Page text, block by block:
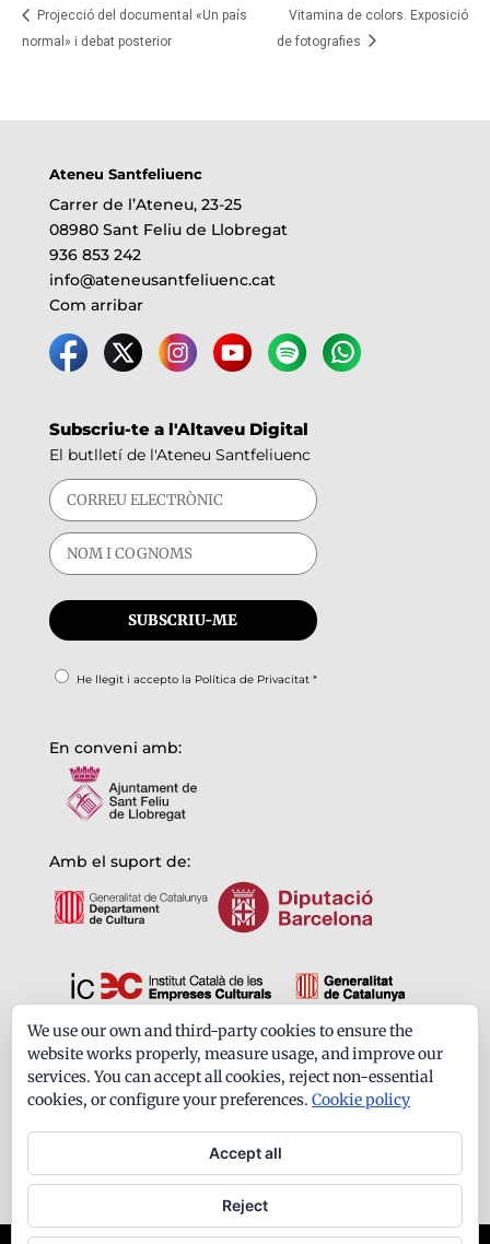
Projecció del documental «Un país
normal» i debat posterior
Vitamina de colors. Exposició
de fotografies
Ateneu Santfeliuenc
Carrer de l’Ateneu, 23-25
08980 Sant Feliu de Llobregat
936 853 242
info@ateneusantfeliuenc.cat
Com arribar
Subscriu-te a l'Altaveu Digital
El butlletí de l'Ateneu Santfeliuenc
He llegit i accepto la Política de Privacitat*
En conveni amb:
Amb el suport de:
Formem part de:
We use our own and third-party cookies to ensure the
website works properly, measure usage, and improve our
services. You can accept all cookies, reject non-essential
cookies, or configure your preferences. Cookie policy
Accept all
Reject